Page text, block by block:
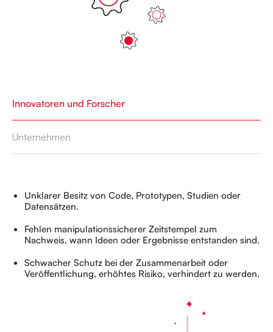
Innovatoren und Forscher
Unternehmen
Unklarer Besitz von Code, Prototypen, Studien oder
Datensätzen.
Fehlen manipulationssicherer Zeitstempel zum
Nachweis, wann Ideen oder Ergebnisse entstanden sind.
Schwacher Schutz bei der Zusammenarbeit oder
Veröffentlichung, erhöhtes Risiko, verhindert zu werden.